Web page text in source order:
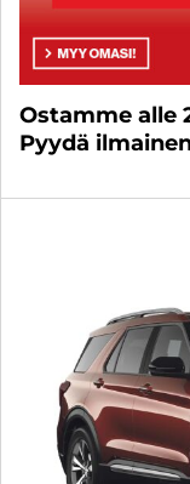
Ostamme alle
Pyydä